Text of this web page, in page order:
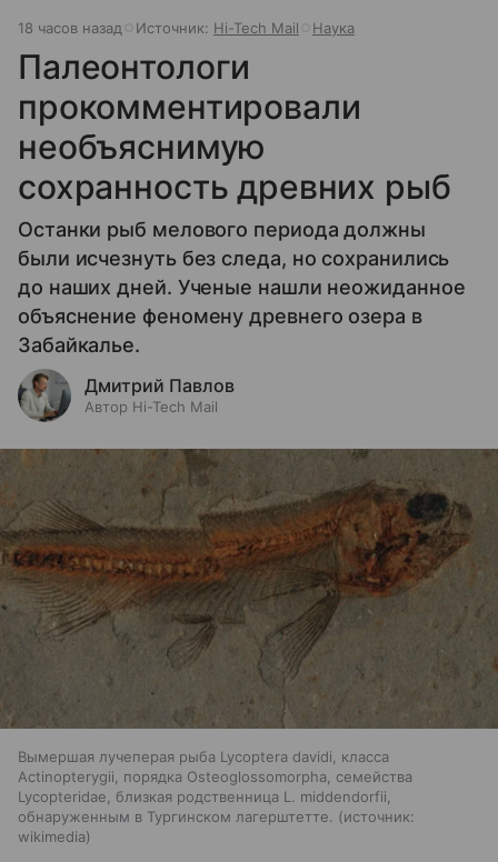
18 часов назад Источник: Hi-Tech Mail Наука
Палеонтологи
прокомментировали
необъяснимую
сохранность древних рыб
Останки рыб мелового периода должны
были исчезнуть без следа, но сохранились
до наших дней. Ученые нашли неожиданное
объяснение феномену древнего озера в
Забайкалье.
Дмитрий Павлов
Автор Hi-Tech Mail
Вымершая лучеперая рыба Lycoptera davidi, класса
Actinopterygii, порядка Osteoglossomorpha, семейства
Lycopteridae, близкая родственница L. middendorfii,
обнаруженным в Тургинском лагерштетте.
источник:
wikimedia